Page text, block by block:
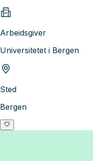
Arbeidsgiver
Universitetet i Bergen
Sted
Bergen